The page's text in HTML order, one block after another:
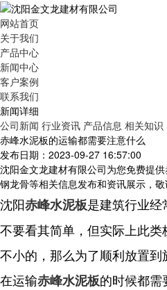
网站首页
关于我们
产品中心
新闻中心
客户案例
联系我们
新闻详细
公司新闻 行业资讯 产品信息 相关知识
赤峰水泥板的运输都需要注意什么
发布日期：2023-09-27 16:57:00
沈阳金文龙建材有限公司为您免费提供
钢龙骨等相关信息发布和资讯展示，敬
沈阳赤峰水泥板是建筑行业经
不要看其简单，但实际上此
不小的，那么为了顺利放置
在运输赤峰水泥板的时候都需